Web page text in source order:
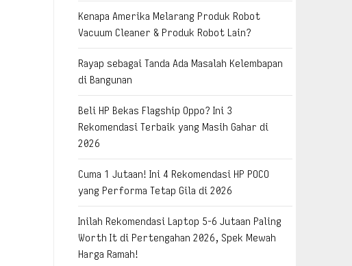
Kenapa Amerika Melarang Produk Robot
Vacuum Cleaner & Produk Robot Lain?
Rayap sebagai Tanda Ada Masalah Kelembapan
di Bangunan
Beli HP Bekas Flagship Oppo? Ini 3
Rekomendasi Terbaik yang Masih Gahar di
2026
Cuma 1 Jutaan! Ini 4 Rekomendasi HP POCO
yang Performa Tetap Gila di 2026
Inilah Rekomendasi Laptop 5-6 Jutaan Paling
Worth It di Pertengahan 2026, Spek Mewah
Harga Ramah!